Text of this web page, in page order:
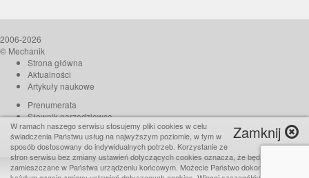
2006-2026
© Mechanik
Strona główna
Aktualności
Artykuły naukowe
Prenumerata
Słownik narzędziowca
O czasopiśmie
Reklama
Kontakt
Zamknij
W ramach naszego serwisu stosujemy pliki cookies w celu
świadczenia Państwu usług na najwyższym poziomie, w tym w
sposób dostosowany do indywidualnych potrzeb. Korzystanie ze
stron serwisu bez zmiany ustawień dotyczących cookies oznacza, że będą one
zamieszczane w Państwa urządzeniu końcowym. Możecie Państwo dokonać w